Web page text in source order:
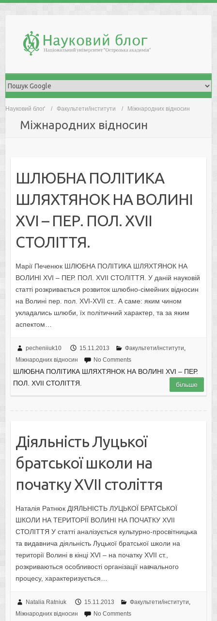
Науковий блоґ Факультети/інститути Міжнародних відносин
Міжнародних відносин
ШЛЮБНА ПОЛІТИКА
ШЛЯХТЯНОК НА ВОЛИНІ
XVI – ПЕР. ПОЛ. XVII
СТОЛІТТЯ.
Марії Печенюк ШЛЮБНА ПОЛІТИКА ШЛЯХТЯНОК НА
ВОЛИНІ XVI – ПЕР. ПОЛ. XVII СТОЛІТТЯ. У даній науковій
статті розкривається розвиток шлюбно-сімейних відносин
на Волині пер. пол. XVI-XVII ст.. А саме: яким чином
укладались шлюби, їх політичний характер, та за яким
аспектом…
pecheniiuk10 15.11.2013 Факультети/інститути,
Міжнародних відносин
No Comments
ШЛЮБНА ПОЛІТИКА ШЛЯХТЯНОК НА ВОЛИНІ XVI – ПЕР.
ПОЛ. XVII СТОЛІТТЯ.
більше
Діяльність Луцької
братської школи на
початку XVII століття
Наталія Ратнюк ДІЯЛЬНІСТЬ ЛУЦЬКОЇ БРАТСЬКОЇ
ШКОЛИ НА ТЕРИТОРІЇ ВОЛИНІ НА ПОЧАТКУ XVII
СТОЛІТТЯ У статті аналізується культурно-просвітницька
та видавнича діяльність Луцької братської школи на
території Волині в кінці XVI – на початку XVII ст.,
розкриваються особливості організації навчального
процесу, характеризується…
Natalia Ratniuk 15.11.2013 Факультети/інститути,
Міжнародних відносин
No Comments